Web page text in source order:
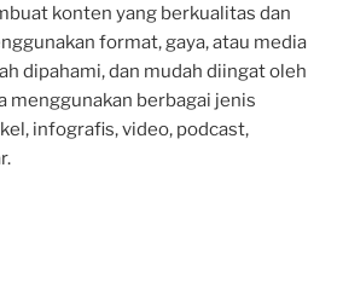
konten yang berkualitas dan
format, gaya, atau media
dipahami, dan mudah diingat oleh
menggunakan berbagai jenis
infografis, video, podcast,